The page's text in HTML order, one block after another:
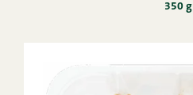
350 g